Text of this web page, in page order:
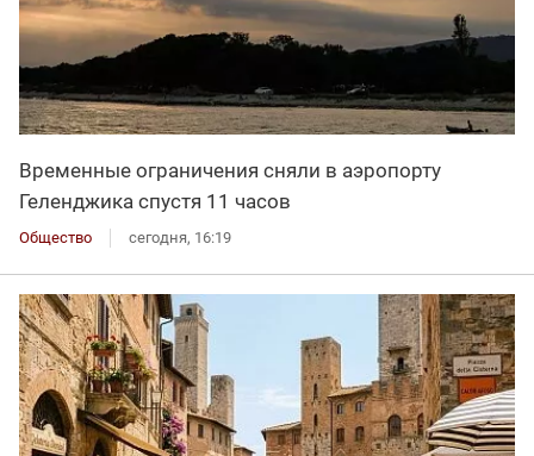
Временные ограничения сняли в аэропорту
Геленджика спустя 11 часов
Общество сегодня, 16:19